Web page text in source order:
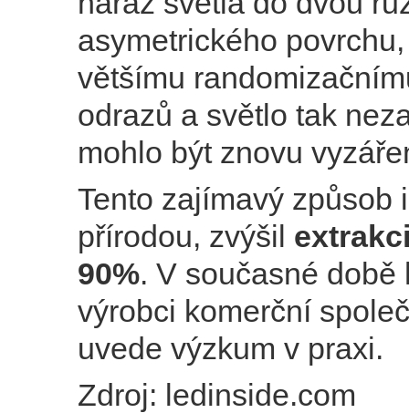
asymetrického
většímu
odrazů a světlo tak
mohlo být znovu
Tento zajímavý způsob
přírodou, zvýšil
90%. V současné době
výrobci komerční
uvede výzkum v praxi.
Zdroj: ledinside.com